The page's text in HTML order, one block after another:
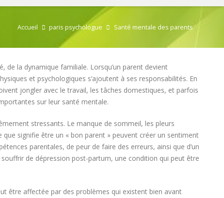
Accueil paris psychologue Santé mentale des parents
la dynamique familiale. Lorsqu’un parent devient
et psychologiques s’ajoutent à ses responsabilités. En
jongler avec le travail, les tâches domestiques, et parfois
sur leur santé mentale.
stressants. Le manque de sommeil, les pleurs
signifie être un « bon parent » peuvent créer un sentiment
parentales, de peur de faire des erreurs, ainsi que d’un
de dépression post-partum, une condition qui peut être
être affectée par des problèmes qui existent bien avant